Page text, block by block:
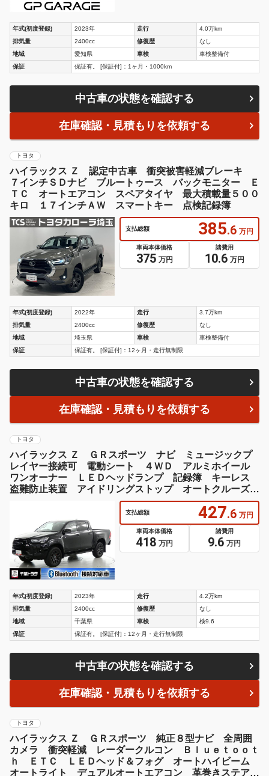
年式(初度登録) 2023年 走行
4.0万km
排気量
2400cc 修復歴
なし
地域
愛知県 車検
車検整備付
保証
保証有。 [保証付]：1ヶ月・1000km
中古車の状態を確認する
在庫確認・見積もりを依頼する
トヨタ
ハイラックス Ｚ 認定中古車 衝突被害軽減ブレーキ
７インチＳＤナビ ブルートゥース バックモニター Ｅ
ＴＣ オートエアコン スペアタイヤ 最大積載量５００
キロ １７インチＡＷ スマートキー 点検記録簿
支払総額 385.6 万円
車両本体価格
375 万円
諸費用
10.6 万円
年式(初度登録) 2022年 走行
3.7万km
排気量
2400cc 修復歴
なし
地域
埼玉県 車検
車検整備付
保証
保証有。 [保証付]：12ヶ月・走行無制限
中古車の状態を確認する
在庫確認・見積もりを依頼する
トヨタ
ハイラックス Ｚ ＧＲスポーツ ナビ ミュージックプ
レイヤー接続可 電動シート ４ＷＤ アルミホイール
ワンオーナー ＬＥＤヘッドランプ 記録簿 キーレス
盗難防止装置 アイドリングストップ オートクルーズコ
ントロール メモリーナビ
支払総額 427.6 万円
車両本体価格
418 万円
諸費用
9.6 万円
年式(初度登録) 2023年 走行
4.2万km
排気量
2400cc 修復歴
なし
地域
千葉県 車検
検9.6
保証
保証有。 [保証付]：12ヶ月・走行無制限
中古車の状態を確認する
在庫確認・見積もりを依頼する
トヨタ
ハイラックス Ｚ ＧＲスポーツ 純正８型ナビ 全周囲
カメラ 衝突軽減 レーダークルコン Ｂｌｕｅｔｏｏｔ
ｈ ＥＴＣ ＬＥＤヘッド＆フォグ オートハイビーム
オートライト デュアルオートエアコン 革巻きステアリ